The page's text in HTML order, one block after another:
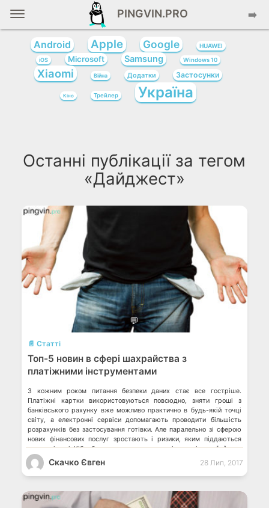
PINGVIN.PRO ➡️
Android Apple Google HUAWEI
iOS Microsoft Samsung Windows 10
Xiaomi Війна Додатки Застосунки
Кіно Трейлер Україна
Останні публікації за тегом
«Дайджест»
💬
📄 Статті
Топ-5 новин в сфері шахрайства з
платіжними інструментами
З кожним роком питання безпеки даних стає все гостріше.
Платіжні картки використовуються повсюдно, зняти гроші з
банківського рахунку вже можливо практично в будь-якій точці
світу, а електронні сервіси допомагають проводити більшість
розрахунків без застосування готівки. Але паралельно зі сферою
нових фінансових послуг зростають і ризики, яким піддаються
карткові дані. Кібербезпека стала одним з пріоритетів для […]
Скачко Євген 28 Лип, 2017